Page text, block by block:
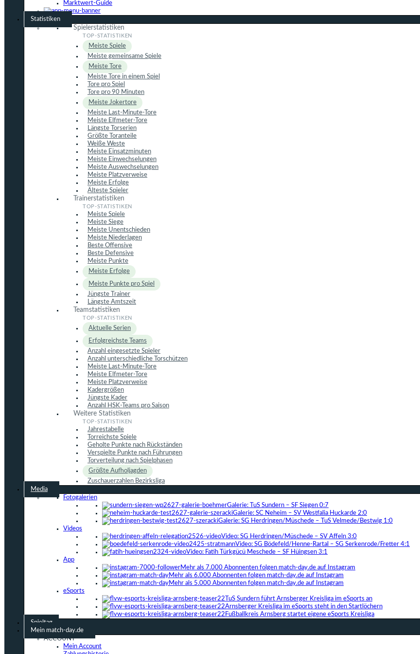
Marktwert-Guide
Statistiken
Spielerstatistiken
Meiste Spiele
Meiste gemeinsame Spiele
Meiste Tore
Meiste Tore in einem Spiel
Tore pro Spiel
Tore pro 90 Minuten
Meiste Jokertore
Meiste Last-Minute-Tore
Meiste Elfmeter-Tore
Längste Torserien
Größte Toranteile
Weiße Weste
Meiste Einsatzminuten
Meiste Einwechselungen
Meiste Auswechselungen
Meiste Platzverweise
Meiste Erfolge
Älteste Spieler
Trainerstatistiken
Meiste Spiele
Meiste Siege
Meiste Unentschieden
Meiste Niederlagen
Beste Offensive
Beste Defensive
Meiste Punkte
Meiste Erfolge
Meiste Punkte pro Spiel
Jüngste Trainer
Längste Amtszeit
Teamstatistiken
Aktuelle Serien
Erfolgreichste Teams
Anzahl eingesetzte Spieler
Anzahl unterschiedliche Torschützen
Meiste Last-Minute-Tore
Meiste Elfmeter-Tore
Meiste Platzverweise
Kadergrößen
Jüngste Kader
Anzahl HSK-Teams pro Saison
Weitere Statistiken
Jahrestabelle
Torreichste Spiele
Geholte Punkte nach Rückständen
Verspielte Punkte nach Führungen
Torverteilung nach Spielphasen
Größte Aufholjagden
Zuschauerzahlen Bezirksliga
Media
Fotogalerien
Galerie: TuS Sundern – SF Siegen 0:7
Galerie: SC Neheim – SV Westfalia Huckarde 2:0
Galerie: SG Herdringen/Müschede – TuS Velmede/Bestwig 1:0
Videos
Video: SG Herdringen/Müschede – SV Affeln 3:0
Video: SG Bödefeld/Henne-Rartal – SG Serkenrode/Fretter 4:1
Video: Fatih Türkgücü Meschede – SF Hüingsen 3:1
App
Mehr als 7.000 Abonnenten folgen match-day.de auf Instagram
Mehr als 6.000 Abonnenten folgen match-day.de auf Instagram
Mehr als 5.000 Abonnenten folgen match-day.de auf Instagram
eSports
TuS Sundern führt Arnsberger Kreisliga im eSports an
Arnsberger Kreisliga im eSports steht in den Startlöchern
Fußballkreis Arnsberg startet eigene eSports Kreisliga
Spieltag
Mein match-day.de
ACCOUNT
Mein Account